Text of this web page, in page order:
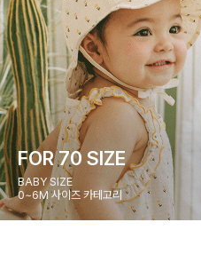
FOR 70 SIZE
BABY SIZE
0~6M 사이즈 카테고리